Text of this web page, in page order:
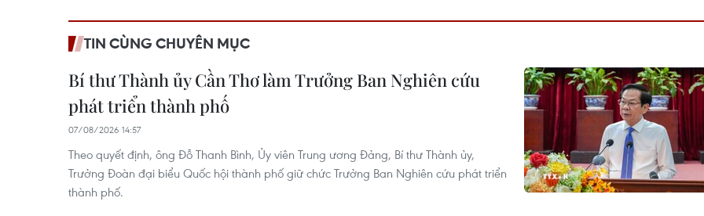
TIN CÙNG CHUYÊN MỤC
Bí thư Thành ủy Cần Thơ làm Trưởng Ban Nghiên cứu
phát triển thành phố
07/08/2026 14:57
Theo quyết định, ông Đỗ Thanh Bình, Ủy viên Trung ương Đảng, Bí thư Thành ủy,
Trưởng Đoàn đại biểu Quốc hội thành phố giữ chức Trưởng Ban Nghiên cứu phát triển
thành phố.